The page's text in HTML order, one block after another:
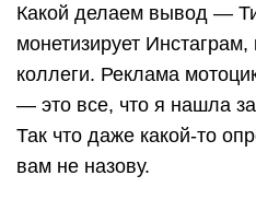
Какой делаем вывод —
монетизирует
коллеги. Реклама
— это все, что я нашла
Так что даже какой-то
вам не назову.